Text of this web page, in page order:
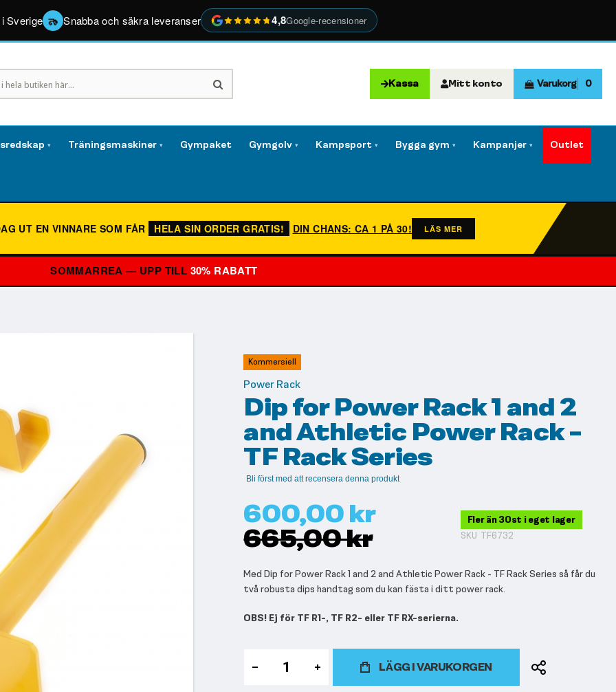
Sverige Snabba och säkra leveranser 4,8Google-recensioner
Kassa Mitt konto Varukorg 0
▾ Träningsmaskiner ▾ Gympaket Gymgolv ▾ Kampsport ▾ Bygga gym ▾ Kampanjer ▾ Outlet
UT EN VINNARE SOM FÅR HELA SIN ORDER GRATIS! DIN CHANS: CA 1 PÅ 30! LÄS MER
SOMMARREA — UPP TILL 30% RABATT
Kommersiell
Power Rack
Dip for Power Rack 1 and 2
and Athletic Power Rack -
TF Rack Series
Bli först med att recensera denna produkt
600,00 kr
665,00 kr
Fler än 30st i eget lager
SKU TF6732
Med Dip for Power Rack 1 and 2 and Athletic Power Rack - TF Rack Series så får du
två robusta dips handtag som du kan fästa i ditt power rack.
OBS! Ej för TF R1-, TF R2- eller TF RX-serierna.
LÄGG I VARUKORGEN